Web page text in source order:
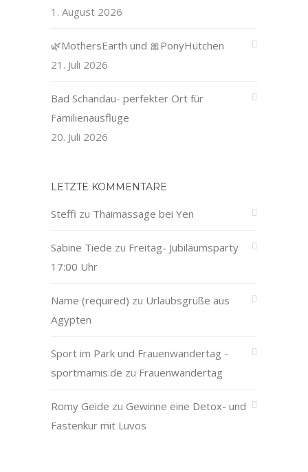
1. August 2026
🌿MothersEarth und 🎀PonyHütchen
21. Juli 2026
Bad Schandau- perfekter Ort für
Familienausflüge
20. Juli 2026
LETZTE KOMMENTARE
Steffi zu Thaimassage bei Yen
Sabine Tiede zu Freitag- Jubiläumsparty
17:00 Uhr
Name (required) zu Urlaubsgrüße aus
Ägypten
Sport im Park und Frauenwandertag -
sportmamis.de zu Frauenwandertag
Romy Geide zu Gewinne eine Detox- und
Fastenkur mit Luvos